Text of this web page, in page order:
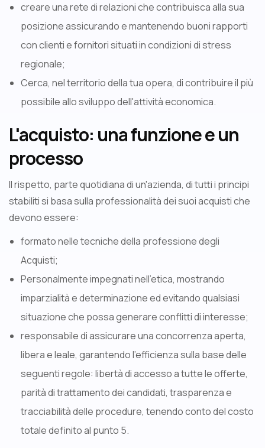
creare una rete di relazioni che contribuisca alla sua
posizione assicurando e mantenendo buoni rapporti
con clienti e fornitori situati in condizioni di stress
regionale;
Cerca, nel territorio della tua opera, di contribuire il più
possibile allo sviluppo dell'attività economica.
L'acquisto: una funzione e un
processo
Il rispetto, parte quotidiana di un'azienda, di tutti i principi
stabiliti si basa sulla professionalità dei suoi acquisti che
devono essere:
formato nelle tecniche della professione degli
Acquisti;
Personalmente impegnati nell'etica, mostrando
imparzialità e determinazione ed evitando qualsiasi
situazione che possa generare conflitti di interesse;
responsabile di assicurare una concorrenza aperta,
libera e leale, garantendo l'efficienza sulla base delle
seguenti regole: libertà di accesso a tutte le offerte,
parità di trattamento dei candidati, trasparenza e
tracciabilità delle procedure, tenendo conto del costo
totale definito al punto 5.